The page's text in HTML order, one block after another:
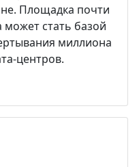
Площадка почти
может стать базой
миллиона
центров.